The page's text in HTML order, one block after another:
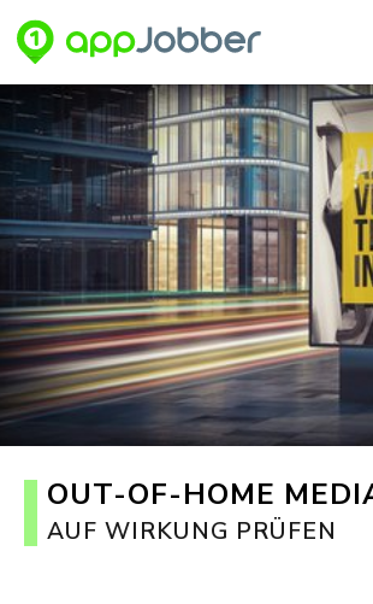
Zum Hauptinhalt springen
OUT-OF-HOME
AUF WIRKUNG PRÜFEN